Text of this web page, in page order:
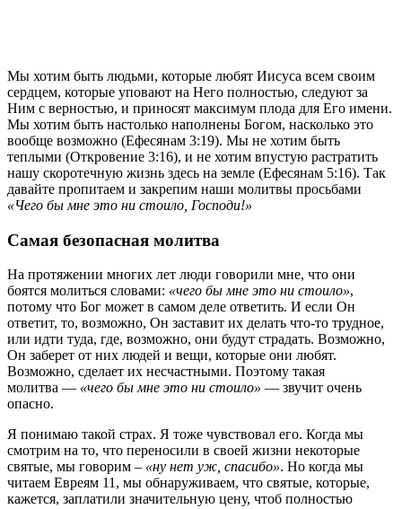
Мы хотим быть людьми, которые любят Иисуса всем своим
сердцем, которые уповают на Него полностью, следуют за
Ним с верностью, и приносят максимум плода для Его имени.
Мы хотим быть настолько наполнены Богом, насколько это
вообще возможно (Ефесянам 3:19). Мы не хотим быть
теплыми (Откровение 3:16), и не хотим впустую растратить
нашу скоротечную жизнь здесь на земле (Ефесянам 5:16). Так
давайте пропитаем и закрепим наши молитвы просьбами
«Чего бы мне это ни стоило, Господи!»
Самая безопасная молитва
На протяжении многих лет люди говорили мне, что они
боятся молиться словами: «чего бы мне это ни стоило»,
потому что Бог может в самом деле ответить. И если Он
ответит, то, возможно, Он заставит их делать что-то трудное,
или идти туда, где, возможно, они будут страдать. Возможно,
Он заберет от них людей и вещи, которые они любят.
Возможно, сделает их несчастными. Поэтому такая
молитва — «чего бы мне это ни стоило» — звучит очень
опасно.
Я понимаю такой страх. Я тоже чувствовал его. Когда мы
смотрим на то, что переносили в своей жизни некоторые
святые, мы говорим – «ну нет уж, спасибо». Но когда мы
читаем Евреям 11, мы обнаруживаем, что святые, которые,
кажется, заплатили значительную цену, чтоб полностью